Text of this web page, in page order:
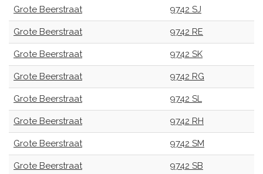
Grote Beerstraat 9742 SJ
Grote Beerstraat 9742 RE
Grote Beerstraat 9742 SK
Grote Beerstraat 9742 RG
Grote Beerstraat 9742 SL
Grote Beerstraat 9742 RH
Grote Beerstraat 9742 SM
Grote Beerstraat 9742 SB